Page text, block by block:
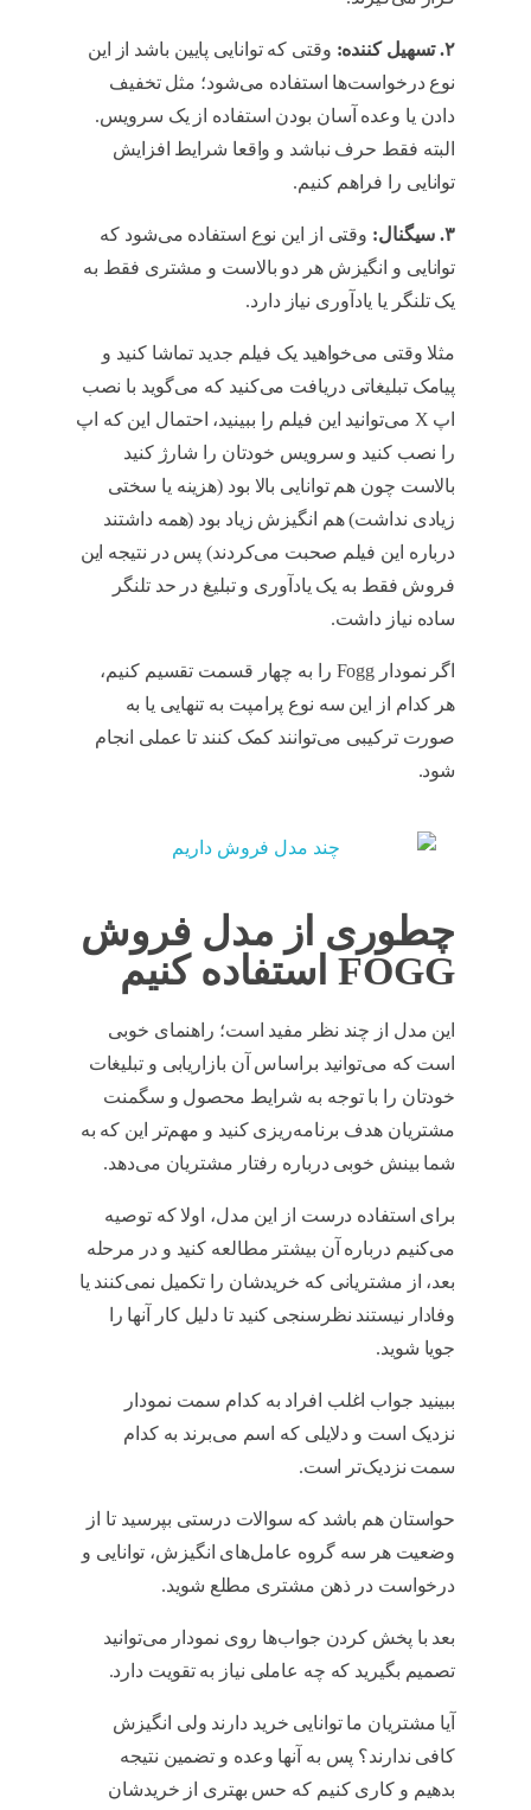
۲.تسهیل کننده‌: وقتی که توانایی پایین باشد از این
نوع درخواست‌ها استفاده می‌شود؛ مثل تخفیف
دادن یا وعده آسان بودن استفاده از یک سرویس.
البته فقط حرف نباشد و واقعا شرایط افزایش
توانایی را فراهم کنیم.
۳. سیگنال: وقتی از این نوع استفاده می‌شود که
توانایی و انگیزش هر دو بالاست و مشتری فقط به
یک تلنگر یا یادآوری نیاز دارد.
مثلا وقتی می‌خواهید یک فیلم جدید تماشا کنید و
پیامک تبلیغاتی دریافت می‌کنید که می‌گوید با نصب
اپ X می‌توانید این فیلم را ببینید، احتمال این که اپ
را نصب کنید و سرویس خودتان را شارژ کنید
بالاست چون هم توانایی بالا بود (هزینه یا سختی
زیادی نداشت) هم انگیزش زیاد بود (همه داشتند
درباره این فیلم صحبت می‌کردند) پس در نتیجه این
فروش فقط به یک یادآوری و تبلیغ در حد تلنگر
ساده نیاز داشت.
اگر نمودار Fogg را به چهار قسمت تقسیم کنیم،
هر کدام از این سه نوع پرامپت به تنهایی یا به
صورت ترکیبی می‌توانند کمک کنند تا عملی انجام
شود.
چطوری از مدل فروش
FOGG استفاده کنیم
این مدل از چند نظر مفید است؛ راهنمای خوبی
است که می‌توانید براساس آن بازاریابی و تبلیغات
خودتان را با توجه به شرایط محصول و سگمنت
مشتریان هدف برنامه‌ریزی کنید و مهم‌تر این که به
شما بینش خوبی درباره رفتار مشتریان می‌دهد.
برای استفاده درست از این مدل، اولا که توصیه
می‌کنیم درباره آن بیشتر مطالعه کنید و در مرحله
بعد، از مشتریانی که خریدشان را تکمیل نمی‌کنند یا
وفادار نیستند نظرسنجی کنید تا دلیل کار آنها را
جویا شوید.
ببینید جواب اغلب افراد به کدام سمت نمودار
نزدیک است و دلایلی که اسم می‌‌برند به کدام
سمت نزدیک‌تر است.
حواستان هم باشد که سوالات درستی بپرسید تا از
وضعیت هر سه گروه عامل‌های انگیزش، توانایی و
درخواست در ذهن مشتری مطلع شوید.
بعد با پخش کردن جواب‌ها روی نمودار می‌توانید
تصمیم بگیرید که چه عاملی نیاز به تقویت دارد.
آیا مشتریان ما توانایی خرید دارند ولی انگیزش
کافی ندارند؟ پس به آنها وعده و تضمین نتیجه
بدهیم و کاری کنیم که حس بهتری از خریدشان